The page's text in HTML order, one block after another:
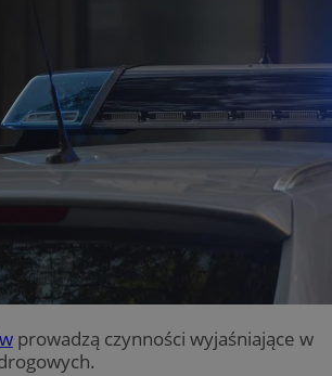
prowadzą czynności wyjaśniające w